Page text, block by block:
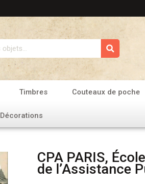
Timbres Couteaux de poche
Décorations
CPA PARIS,
de l’Assistance